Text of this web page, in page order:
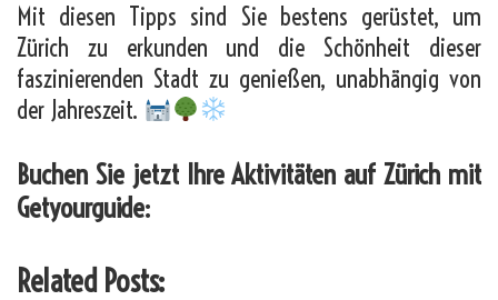
Mit diesen Tipps sind Sie bestens gerüstet, um
Zürich zu erkunden und die Schönheit dieser
faszinierenden Stadt zu genießen, unabhängig von
der Jahreszeit.
Buchen Sie jetzt Ihre Aktivitäten auf Zürich mit
Getyourguide:
Related Posts: